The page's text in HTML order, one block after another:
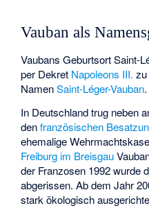
Vauban als
Vaubans Geburtsort Saint-
per Dekret Napoleons III.
NamenSaint-Léger-Vauban.
In Deutschland trug neben
denfranzösischen
ehemalige
Freiburg im Breisgau
der Franzosen 1992 wurde
abgerissen. Ab dem Jahr
stark ökologisch